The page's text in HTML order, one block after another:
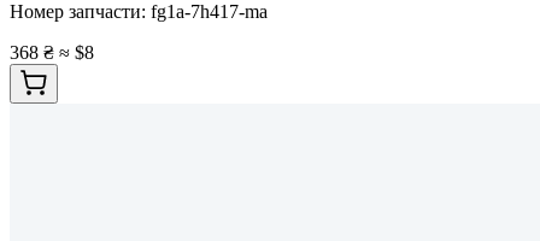
Номер запчасти: fg1a-7h417-ma
368 ₴ ≈ $8